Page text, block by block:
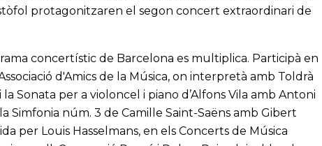
protagonitzaren el segon concert extraordinari de
concertístic de Barcelona es multiplica. Participà en
d'Amics de la Música, on interpretà amb Toldrà
Sonata per a violoncel i piano d’Alfons Vila amb Antoni
Simfonia núm. 3 de Camille Saint-Saëns amb Gibert
per Louis Hasselmans, en els Concerts de Música